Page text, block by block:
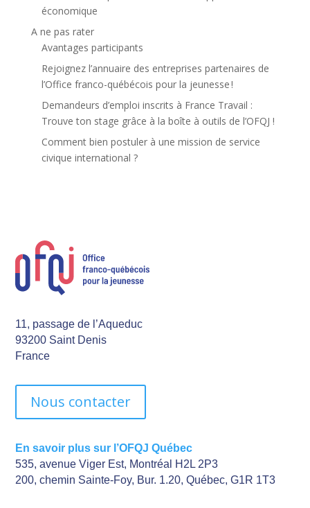
économique
A ne pas rater
Avantages participants
Rejoignez l’annuaire des entreprises partenaires de
l’Office franco-québécois pour la jeunesse !
Demandeurs d’emploi inscrits à France Travail :
Trouve ton stage grâce à la boîte à outils de l’OFQJ !
Comment bien postuler à une mission de service
civique international ?
11, passage de l’Aqueduc
93200 Saint Denis
France
Nous contacter
En savoir plus sur l’OFQJ Québec
535, avenue Viger Est, Montréal H2L 2P3
200, chemin Sainte-Foy, Bur. 1.20, Québec, G1R 1T3